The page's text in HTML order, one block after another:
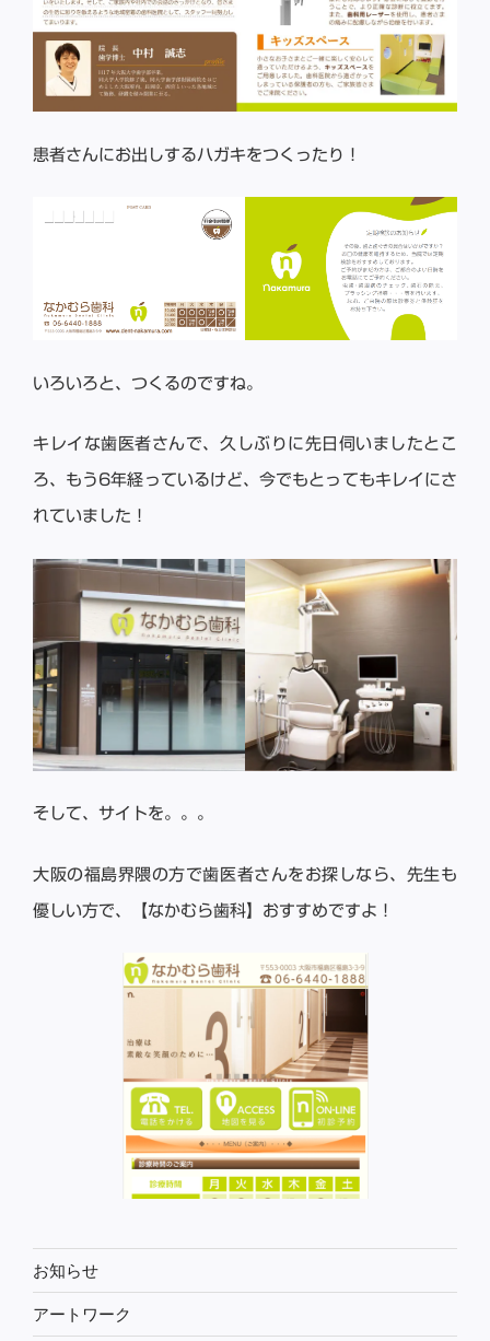
患者さんにお出しするハガキをつくったり！
いろいろと、つくるのですね。
キレイな歯医者さんで、久しぶりに先日伺いましたとこ
ろ、もう6年経っているけど、今でもとってもキレイにさ
れていました！
そして、サイトを。。。
大阪の福島界隈の方で歯医者さんをお探しなら、先生も
優しい方で、【なかむら歯科】おすすめですよ！
お知らせ
アートワーク